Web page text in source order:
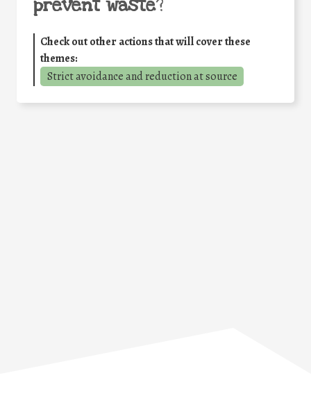
prevent waste?
Check out other actions that will cover these
themes:
Strict avoidance and reduction at source